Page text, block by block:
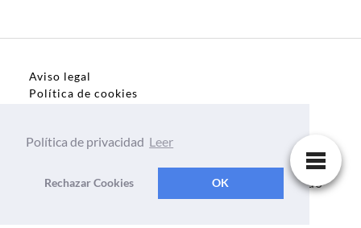
Aviso legal
Política de cookies
Dedicatorias, frases, textos para todo el mundo
Política de privacidad Leer
Rechazar Cookies OK